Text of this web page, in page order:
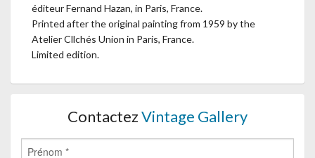
éditeur Fernand Hazan, in Paris, France.
Printed after the original painting from 1959 by the
Atelier Cllchés Union in Paris, France.
Limited edition.
ContactezVintage Gallery